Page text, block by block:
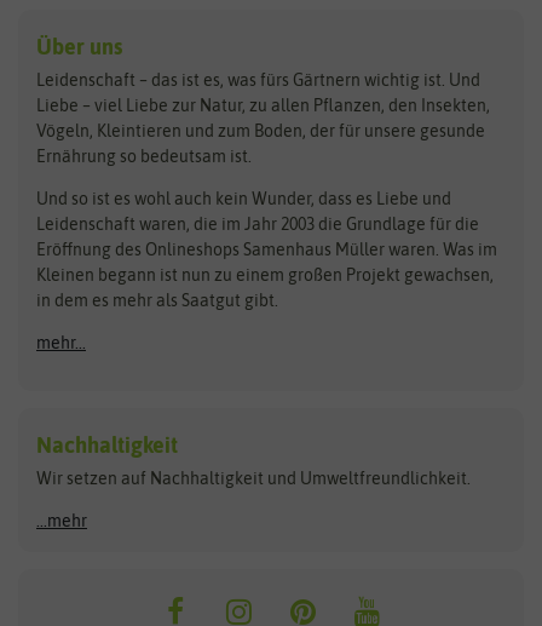
Kräutersamen
Loretta-Rasen
Obstsamen
Pilzbrut
Rasensamen
Steckzwiebeln
Zimmer & Kübelpflanzen
Kataloge
Schnäppchen
Anzucht & Gartenzubehör
Anzuchtschalen
Heizmatte & Heizkabel
Kokos-Quelltabletten
Zimmergewächshaus
Benary
Bingenheimer Saatgut
BioBalu
Bionana
BIOWOL
Blumicorn
Bûten Birds
Buzzy Seeds
Carl Pabst
Dürr-Samen
elho
Feldsaaten Freudenberger
Fertil
Flora Elite
Florissa
Flortis
Franchi Sementi
Hortitops
JUB Holland
Über uns
Leidenschaft – das ist es, was fürs Gärtnern wichtig ist. Und
Liebe – viel Liebe zur Natur, zu allen Pflanzen, den Insekten,
Vögeln, Kleintieren und zum Boden, der für unsere gesunde
Ernährung so bedeutsam ist.
Und so ist es wohl auch kein Wunder, dass es Liebe und
Leidenschaft waren, die im Jahr 2003 die Grundlage für die
Eröffnung des Onlineshops Samenhaus Müller waren. Was im
Kleinen begann ist nun zu einem großen Projekt gewachsen,
in dem es mehr als Saatgut gibt.
mehr...
Nachhaltigkeit
Wir setzen auf Nachhaltigkeit und Umweltfreundlichkeit.
...mehr